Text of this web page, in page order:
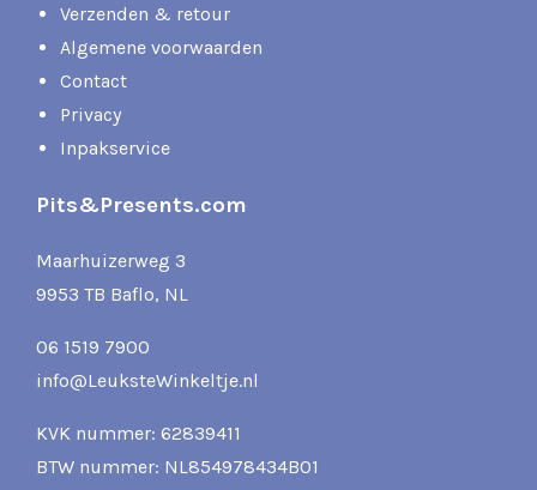
Verzenden & retour
Algemene voorwaarden
Contact
Privacy
Inpakservice
Pits&Presents.com
Maarhuizerweg 3
9953 TB Baflo, NL
06 1519 7900
info@LeuksteWinkeltje.nl
KVK nummer: 62839411
BTW nummer: NL854978434B01